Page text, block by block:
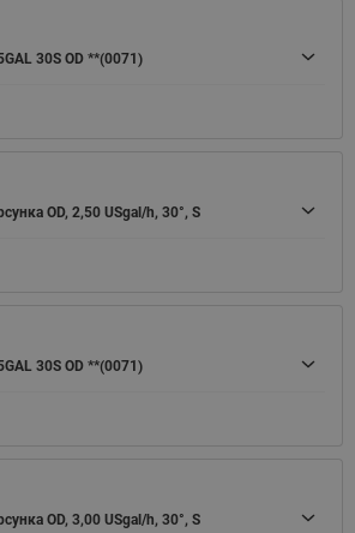
30S OD **(0071)
OD, 2,50 USgal/h, 30°, S
30S OD **(0071)
OD, 3,00 USgal/h, 30°, S